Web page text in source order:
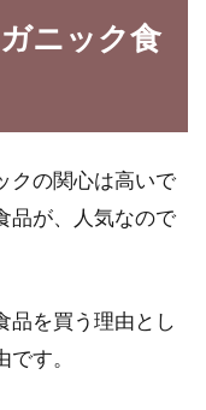
栽培にはコンパニ
おう
いろいろな野菜が栽培し
ニック食
クの関心は高いで
品が、人気なので
品を買う理由とし
す。